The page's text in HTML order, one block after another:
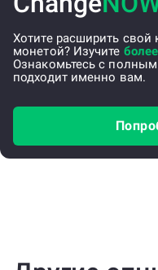
Хотите расширить свой
монетой? Изучите
Ознакомьтесь с
подходит именно вам.